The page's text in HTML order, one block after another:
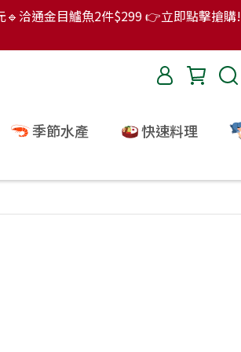
洽通金目鱸魚2件$299 👉立即點擊搶購!
季節水產 快速料理